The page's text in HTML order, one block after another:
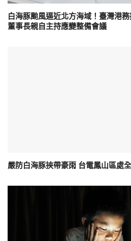
白海豚颱風逼近北方海域！臺灣港
董事長親自主持應變整備會議
嚴防白海豚挾帶豪雨 台電鳳山區處